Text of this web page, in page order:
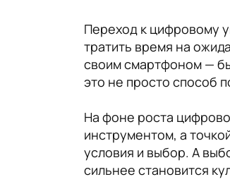
Переход к цифровому
тратить время на
своим смартфоном —
это не просто способ
На фоне роста
инструментом, а
условия и выбор. А
сильнее становится